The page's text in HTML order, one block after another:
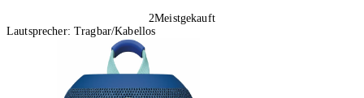
2Meistgekauft
Lautsprecher: Tragbar/Kabellos